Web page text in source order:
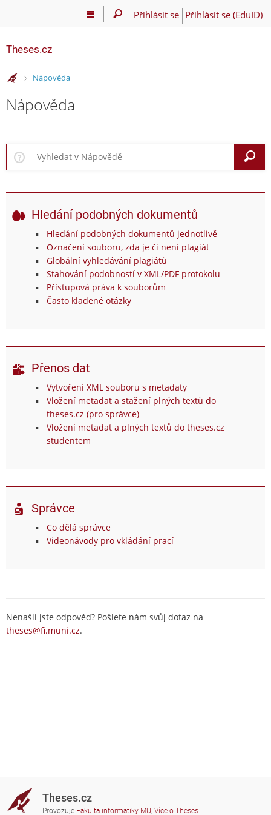
Přihlásit se Přihlásit se (EduID)
Theses.cz
>Nápověda
Nápověda
Hledání podobných dokumentů
Hledání podobných dokumentů jednotlivě
Označení souboru, zda je či není plagiát
Globální vyhledávání plagiátů
Stahování podobností v XML/PDF protokolu
Přístupová práva k souborům
Často kladené otázky
Přenos dat
Vytvoření XML souboru s metadaty
Vložení metadat a stažení plných textů do
theses.cz (pro správce)
Vložení metadat a plných textů do theses.cz
studentem
Správce
Co dělá správce
Videonávody pro vkládání prací
Nenašli jste odpověď? Pošlete nám svůj dotaz na
theses@fi.muni.cz.
Theses.cz
Provozuje Fakulta informatiky MU, Více o Theses